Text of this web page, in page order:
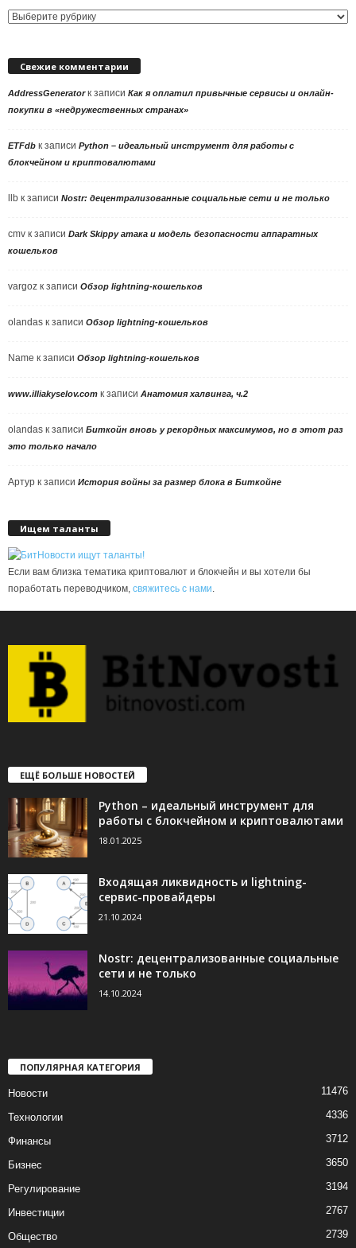
Выбор
Свежие комментарии
AddressGeneratorк записи Как я оплатил привычные сервисы и онлайн-
покупки в «недружественных странах»
ETFdb к записи Python – идеальный инструмент для работы с
блокчейном и криптовалютами
llb к записи Nostr: децентрализованные социальные сети и не только
cmv к записи Dark Skippy атака и модель безопасности аппаратных
кошельков
vargoz к записи Обзор lightning-кошельков
olandas к записи Обзор lightning-кошельков
Name к записи Обзор lightning-кошельков
www.illiakyselov.com к записи Анатомия халвинга, ч.2
olandas к записи Биткойн вновь у рекордных максимумов, но в этот раз
это только начало
Артур к записи История войны за размер блока в Биткойне
Ищем таланты
Если вам близка тематика криптовалют и блокчейн и вы хотели бы
поработать переводчиком, свяжитесь с нами.
ЕЩЁ БОЛЬШЕ НОВОСТЕЙ
Python – идеальный инструмент для
работы с блокчейном и криптовалютами
18.01.2025
Входящая ликвидность и lightning-
сервис-провайдеры
21.10.2024
Nostr: децентрализованные социальные
сети и не только
14.10.2024
ПОПУЛЯРНАЯ КАТЕГОРИЯ
Новости 11476
Технологии 4336
Финансы 3712
Бизнес 3650
Регулирование 3194
Инвестиции 2767
Общество 2739